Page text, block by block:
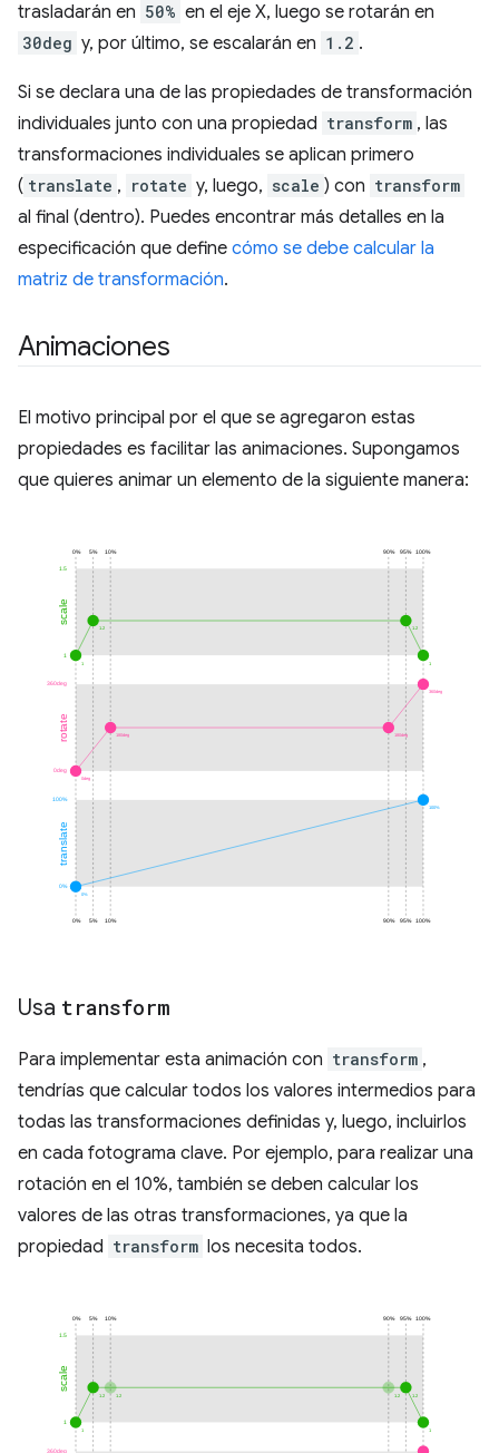
trasladarán en 50% en el eje X, luego se rotarán en
30deg y, por último, se escalarán en 1.2 .
Si se declara una de las propiedades de transformación
individuales junto con una propiedad transform , las
transformaciones individuales se aplican primero
( translate , rotate y, luego, scale ) con transform
al final (dentro). Puedes encontrar más detalles en la
especificación que define cómo se debe calcular la
matriz de transformación.
Animaciones
El motivo principal por el que se agregaron estas
propiedades es facilitar las animaciones. Supongamos
que quieres animar un elemento de la siguiente manera:
Usa transform
Para implementar esta animación con transform ,
tendrías que calcular todos los valores intermedios para
todas las transformaciones definidas y, luego, incluirlos
en cada fotograma clave. Por ejemplo, para realizar una
rotación en el 10%, también se deben calcular los
valores de las otras transformaciones, ya que la
propiedad transform los necesita todos.